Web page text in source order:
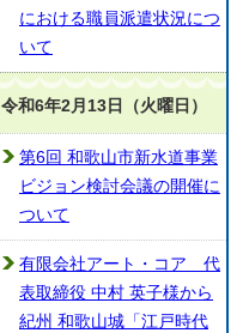
における職員派遣状況につ
いて
令和6年2月13日（火曜日）
第6回 和歌山市新水道事業
ビジョン検討会議の開催に
ついて
有限会社アート・コア 代
表取締役 中村 英子様から
紀州 和歌山城「江戸時代